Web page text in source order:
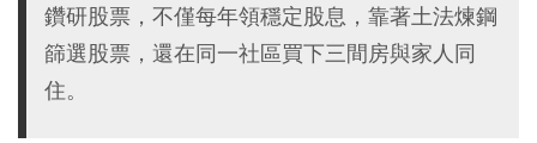
鑽研股票，不僅每年領穩定股息，靠著土法煉鋼
篩選股票，還在同一社區買下三間房與家人同
住。